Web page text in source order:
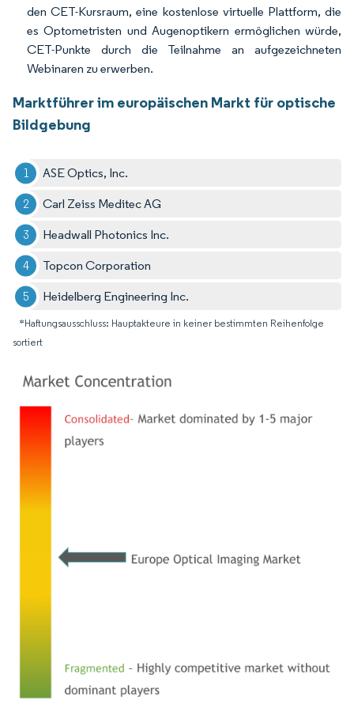
den CET-Kursraum, eine kostenlose virtuelle Plattform, die
es Optometristen und Augenoptikern ermöglichen würde,
CET-Punkte durch die Teilnahme an aufgezeichneten
Webinaren zu erwerben.
Marktführer im europäischen Markt für optische
Bildgebung
ASE Optics, Inc.
Carl Zeiss Meditec AG
Headwall Photonics Inc.
Topcon Corporation
Heidelberg Engineering Inc.
*Haftungsausschluss: Hauptakteure in keiner bestimmten Reihenfolge
sortiert